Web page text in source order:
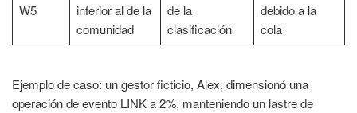
W5
inferior al de la
comunidad
de la
clasificación
debido a la
cola
Ejemplo de caso: un gestor ficticio, Alex, dimensionó una
operación de evento LINK a 2%, manteniendo un lastre de